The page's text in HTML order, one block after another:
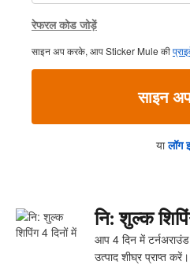
रेफरल कोड जोड़ें
साइन अप करके, आप Sticker Mule की
साइन
यालॉग
नि: शुल्क
आप 4 दिन में
उत्पाद शीघ्र प्राप्त करें।